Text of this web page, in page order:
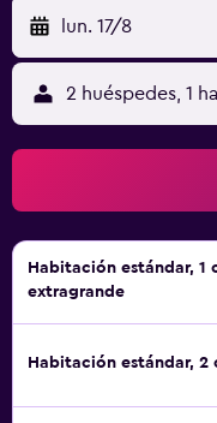
lun. 17/8
2 huéspedes, 1
Habitación estándar, 1
extragrande
Habitación estándar, 2